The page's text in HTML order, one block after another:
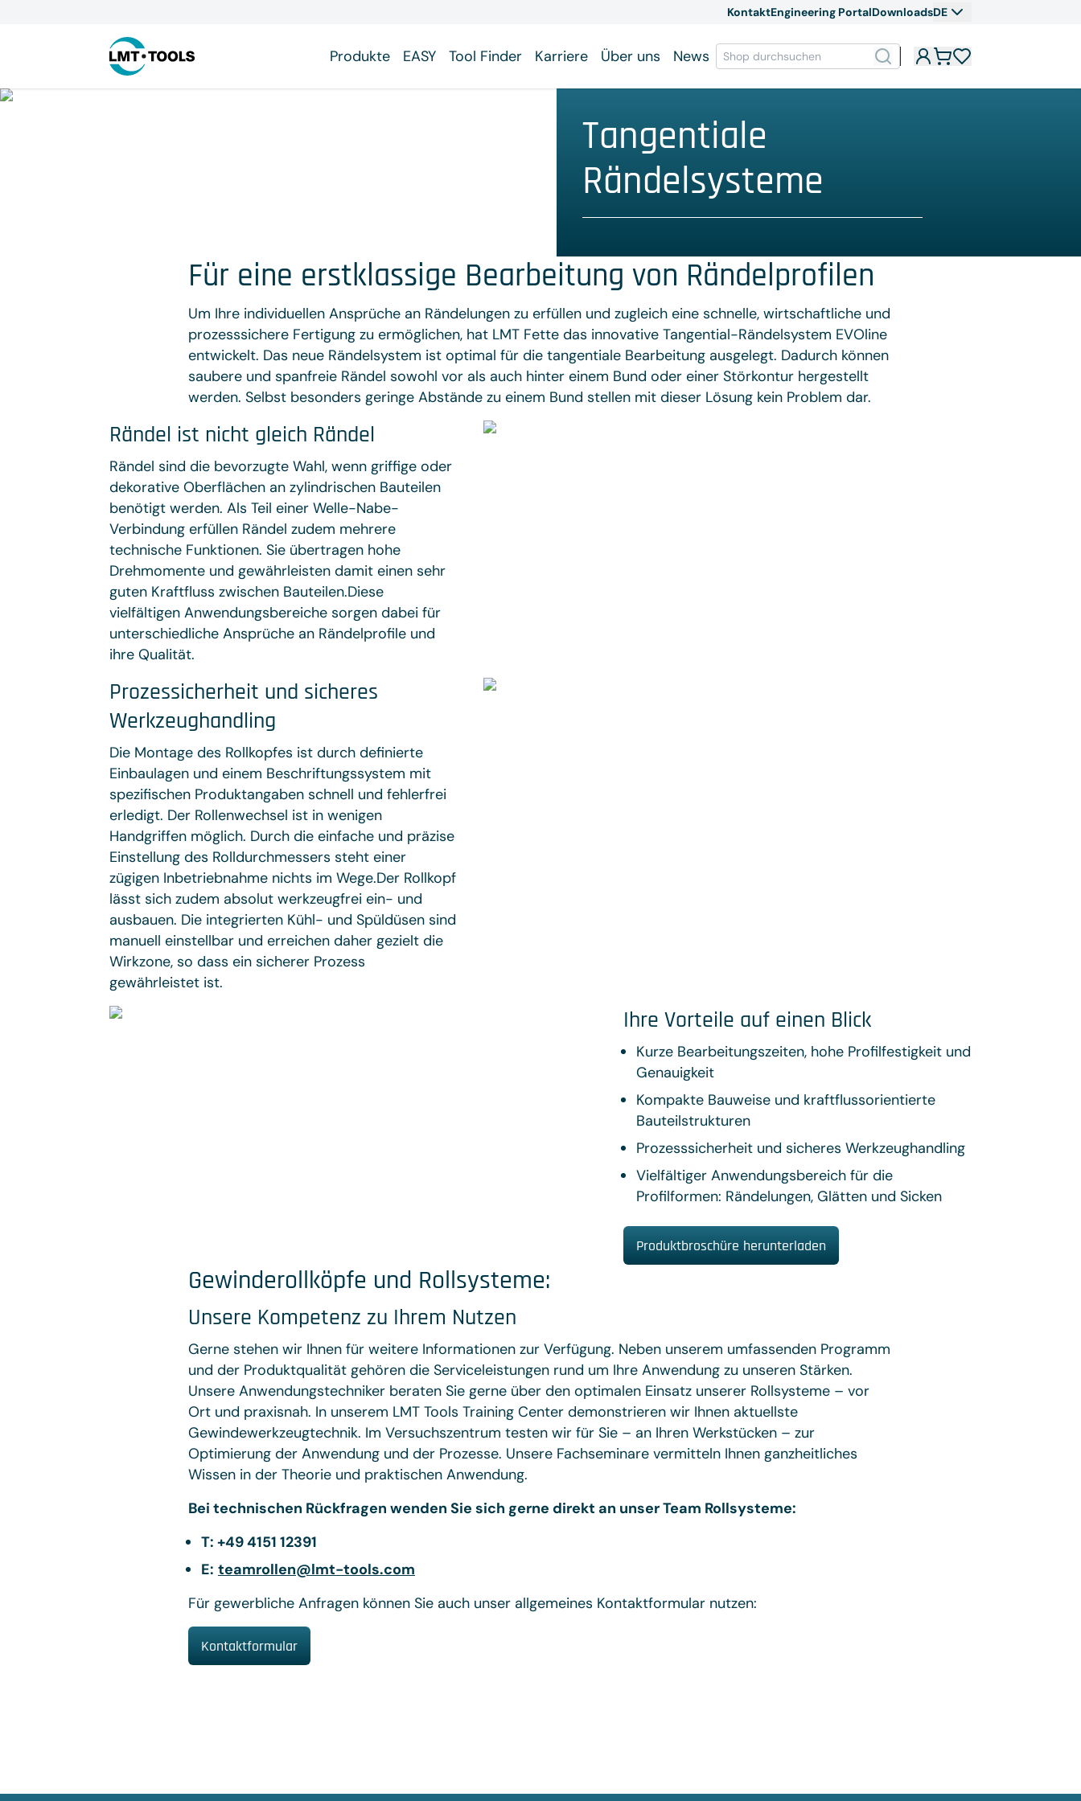
KontaktEngineering PortalDownloadsDE
Produkte EASY Tool Finder Karriere Über uns News
Tangentiale
Rändelsysteme
Für eine erstklassige Bearbeitung von Rändelprofilen
Um Ihre individuellen Ansprüche an Rändelungen zu erfüllen und zugleich eine schnelle, wirtschaftliche und
prozesssichere Fertigung zu ermöglichen, hat LMT Fette das innovative Tangential-Rändelsystem EVOline
entwickelt. Das neue Rändelsystem ist optimal für die tangentiale Bearbeitung ausgelegt. Dadurch können
saubere und spanfreie Rändel sowohl vor als auch hinter einem Bund oder einer Störkontur hergestellt
werden. Selbst besonders geringe Abstände zu einem Bund stellen mit dieser Lösung kein Problem dar.
Rändel ist nicht gleich Rändel
Rändel sind die bevorzugte Wahl, wenn griffige oder
dekorative Oberflächen an zylindrischen Bauteilen
benötigt werden. Als Teil einer Welle-Nabe-
Verbindung erfüllen Rändel zudem mehrere
technische Funktionen. Sie übertragen hohe
Drehmomente und gewährleisten damit einen sehr
guten Kraftfluss zwischen Bauteilen.Diese
vielfältigen Anwendungsbereiche sorgen dabei für
unterschiedliche Ansprüche an Rändelprofile und
ihre Qualität.
Prozessicherheit und sicheres
Werkzeughandling
Die Montage des Rollkopfes ist durch definierte
Einbaulagen und einem Beschriftungssystem mit
spezifischen Produktangaben schnell und fehlerfrei
erledigt. Der Rollenwechsel ist in wenigen
Handgriffen möglich. Durch die einfache und präzise
Einstellung des Rolldurchmessers steht einer
zügigen Inbetriebnahme nichts im Wege.Der Rollkopf
lässt sich zudem absolut werkzeugfrei ein- und
ausbauen. Die integrierten Kühl- und Spüldüsen sind
manuell einstellbar und erreichen daher gezielt die
Wirkzone, so dass ein sicherer Prozess
gewährleistet ist.
Ihre Vorteile auf einen Blick
Kurze Bearbeitungszeiten, hohe Profilfestigkeit und
Genauigkeit
Kompakte Bauweise und kraftflussorientierte
Bauteilstrukturen
Prozesssicherheit und sicheres Werkzeughandling
Vielfältiger Anwendungsbereich für die
Profilformen: Rändelungen, Glätten und Sicken
Produktbroschüre herunterladen
Gewinderollköpfe und Rollsysteme:
Unsere Kompetenz zu Ihrem Nutzen
Gerne stehen wir Ihnen für weitere Informationen zur Verfügung. Neben unserem umfassenden Programm
und der Produktqualität gehören die Serviceleistungen rund um Ihre Anwendung zu unseren Stärken.
Unsere Anwendungstechniker beraten Sie gerne über den optimalen Einsatz unserer Rollsysteme – vor
Ort und praxisnah. In unserem LMT Tools Training Center demonstrieren wir Ihnen aktuellste
Gewindewerkzeugtechnik. Im Versuchszentrum testen wir für Sie – an Ihren Werkstücken – zur
Optimierung der Anwendung und der Prozesse. Unsere Fachseminare vermitteln Ihnen ganzheitliches
Wissen in der Theorie und praktischen Anwendung.
Bei technischen Rückfragen wenden Sie sich gerne direkt an unser Team Rollsysteme:
T: +49 4151 12391
E: teamrollen@lmt-tools.com
Für gewerbliche Anfragen können Sie auch unser allgemeines Kontaktformular nutzen:
Kontaktformular